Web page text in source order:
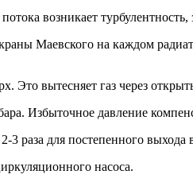
возникает турбулентность,
Маевского на каждом
Это вытесняет газ через
Избыточное давление
раза для постепенного выхода
насоса.